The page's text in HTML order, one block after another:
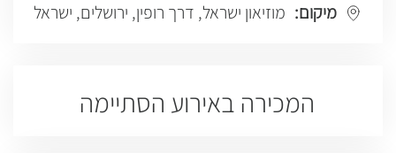
מיקום: מוזיאון ישראל, דרך רופין, ירושלים, ישראל
המכירה באירוע הסתיימה